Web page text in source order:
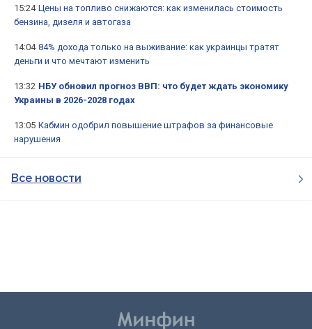
15:24 Цены на топливо снижаются: как изменилась стоимость
бензина, дизеля и автогаза
14:04 84% дохода только на выживание: как украинцы тратят
деньги и что мечтают изменить
13:32 НБУ обновил прогноз ВВП: что будет ждать экономику
Украины в 2026-2028 годах
13:05 Кабмин одобрил повышение штрафов за финансовые
нарушения
Все новости